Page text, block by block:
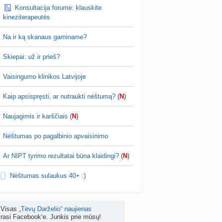
brendimas (3)
prieš 4 d.
testuotojos! (bendra tema)
Karlitele prieš 4 d.
drabuziai (2)
ribos (11)
danguolyte prieš 4 d.
ar nutraukti nėštumą? (+22)
Liudeselis prieš 5 d.
Dyson Airwrap plaukų formavimo prietaisas (atsiliepimai)
Konsultacija forume: klauskite
kineziterapeutės
Na ir ką skanaus gaminame?
Skiepai: už ir prieš?
Vaisingumo klinikos Latvijoje
Kaip apsispręsti, ar nutraukti nėštumą? (N)
Naujagimis ir karščiais (N)
Nėštumas po pagalbinio apvaisinimo
Ar NIPT tyrimo rezultatai būna klaidingi? (N)
Nėštumas sulaukus 40+ :)
Visas „Tėvų Darželio“ naujienas
rasi Facebook‘e. Junkis prie mūsų!